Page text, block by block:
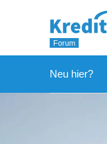
Neu hier?